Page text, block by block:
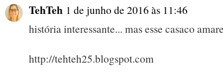
TehTeh 1 de junho de 2016 às 11:46
história interessante... mas esse casaco
http://tehteh25.blogspot.com